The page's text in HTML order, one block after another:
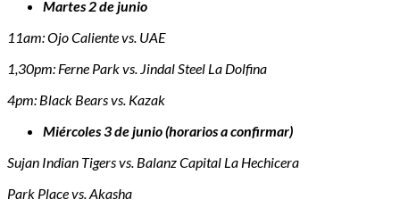
Martes 2 de junio
11am: Ojo Caliente vs. UAE
1,30pm: Ferne Park vs. Jindal Steel La Dolfina
4pm: Black Bears vs. Kazak
Miércoles 3 de junio (horarios a confirmar)
Sujan Indian Tigers vs. Balanz Capital La Hechicera
Park Place vs. Akasha